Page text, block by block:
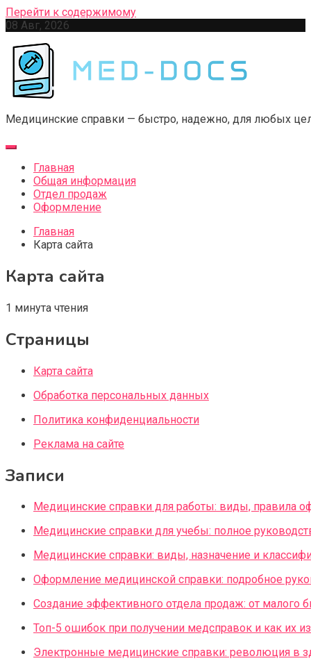
Перейти к содержимому
08 Авг, 2026
Медицинские справки — быстро, надежно, для любых
Главная
Общая информация
Отдел продаж
Оформление
Главная
Карта сайта
Карта сайта
1 минута чтения
Страницы
Карта сайта
Обработка персональных данных
Политика конфиденциальности
Реклама на сайте
Записи
Медицинские справки для работы: виды, правила
Медицинские справки для учебы: полное
Медицинские справки: виды, назначение и
Оформление медицинской справки: подробное
Создание эффективного отдела продаж: от малого
Топ-5 ошибок при получении медсправок и как их
Электронные медицинские справки: революция в